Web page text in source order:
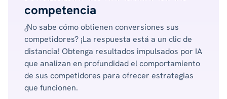
competencia
¿No sabe cómo obtienen conversiones sus
competidores? ¡La respuesta está a un clic de
distancia! Obtenga resultados impulsados ​​por IA
que analizan en profundidad el comportamiento
de sus competidores para ofrecer estrategias
que funcionen.